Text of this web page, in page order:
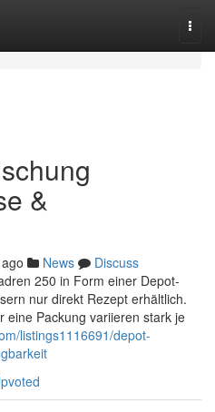
&
News
Discuss
250 in Form einer Depot-
nur direkt Rezept erhältlich.
eine Packung variieren stark je
listings1116691/depot-